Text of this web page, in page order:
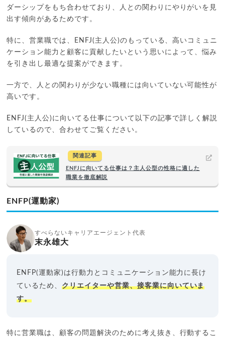
ダーシップをもち合わせており、人との関わりにやりがいを見
出す傾向があるためです。
特に、営業職では、ENFJ(主人公)のもっている、高いコミュニ
ケーション能力と顧客に貢献したいという思いによって、悩み
を引き出し最適な提案ができます。
一方で、人との関わりが少ない職種には向いていない可能性が
高いです。
ENFJ(主人公)に向いてる仕事について以下の記事で詳しく解説
しているので、合わせてご覧ください。
関連記事
ENFJに向いてる仕事は？主人公型の性格に適した
職業を徹底解説
ENFP(運動家)
すべらないキャリアエージェント代表
末永雄大
ENFP(運動家)は行動力とコミュニケーション能力に長け
ているため、クリエイターや営業、接客業に向いていま
す。
特に営業職は、顧客の問題解決のために考え抜き、行動するこ